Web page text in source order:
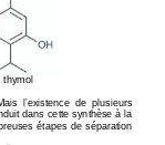
thymol
l’existence  de  plusieurs
dans cette synthèse à la
étapes  de  séparation